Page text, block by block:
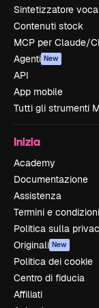
Sintetizzatore
Contenuti stock
MCP per Claude/
Agenti New
API
App mobile
Tutti gli strumenti
Inizia
Academy
Documentazione
Assistenza
Termini e condizioni
Politica sulla
Originali New
Politica dei cookie
Centro di fiducia
Affiliati